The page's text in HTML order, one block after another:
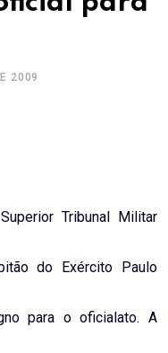
2009
Tribunal Militar
do Exército Paulo
para o oficialato. A